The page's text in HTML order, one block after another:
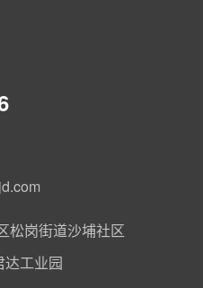
松岗街道沙埔社区
达工业园